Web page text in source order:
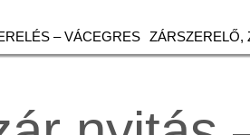
– VÁCEGRES ZÁRSZERELŐ,